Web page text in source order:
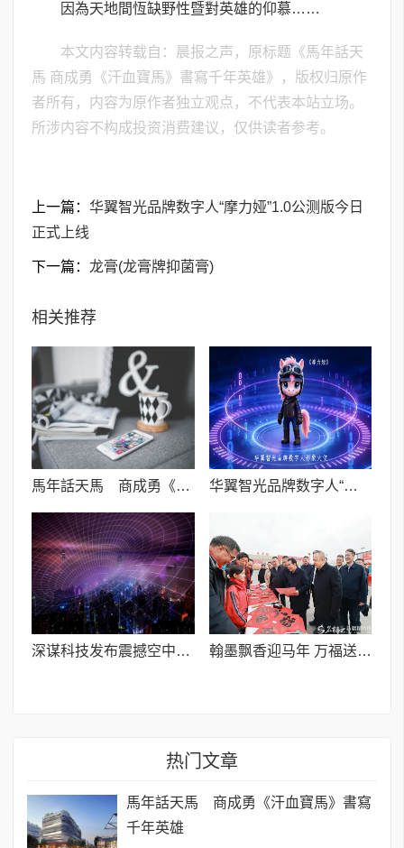
因為天地間恆缺野性暨對英雄的仰慕……
本文内容转载自：晨报之声，原标题《馬年話天
馬 商成勇《汗血寶馬》書寫千年英雄》，版权归原作
者所有，内容为原作者独立观点，不代表本站立场。
所涉内容不构成投资消费建议，仅供读者参考。
上一篇： 华翼智光品牌数字人“摩力娅”1.0公测版今日
正式上线
下一篇： 龙膏(龙膏牌抑菌膏)
相关推荐
馬年話天馬 商成勇《汗血寶馬》書寫千年英雄 华翼智光品牌数字人“摩力娅”1.0公测版今日正式上线
深谋科技发布震撼空中拜年视频:其大载重低空eVTOL搭载人形机器人“美猴王”腾云驾雾给大家拜年 翰墨飘香迎马年 万福送暖润民心I疏附县“万福迎春”公益活动圆满收官
热门文章
馬年話天馬 商成勇《汗血寶馬》書寫
千年英雄